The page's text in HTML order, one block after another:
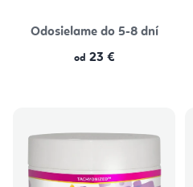
Odosielame do 5-8 dní
od 23 €